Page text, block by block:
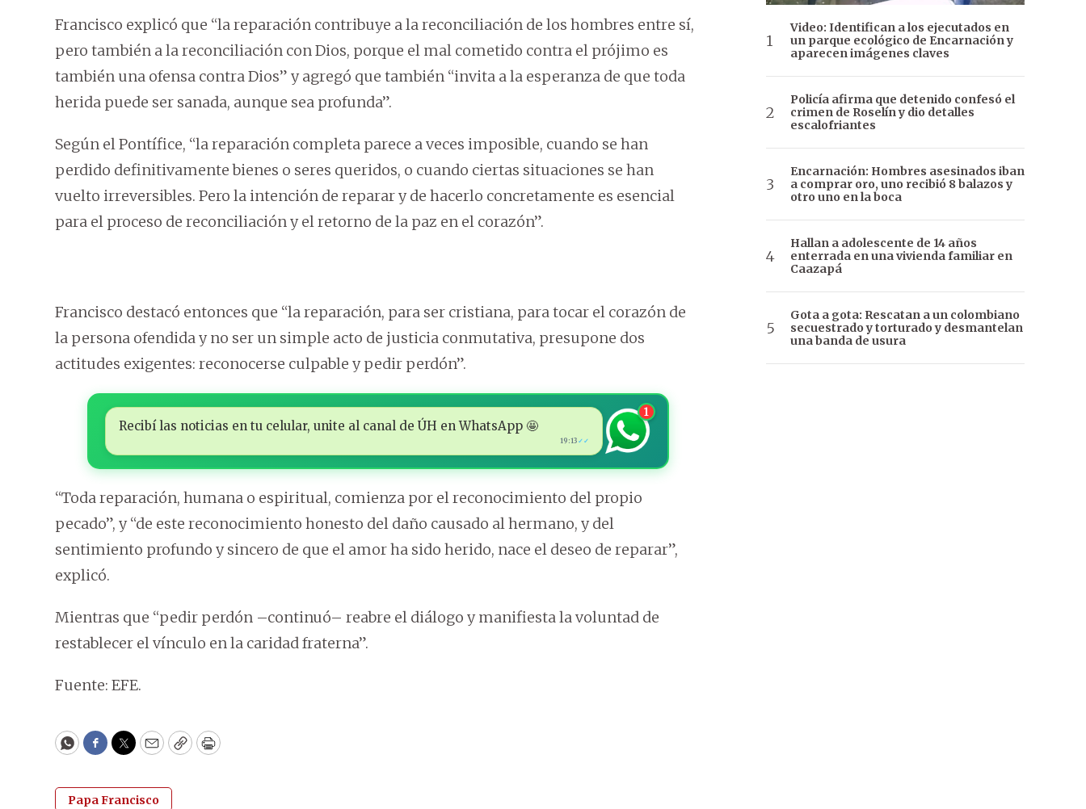
Francisco explicó que “la reparación contribuye a la reconciliación de los hombres entre sí,
pero también a la reconciliación con Dios, porque el mal cometido contra el prójimo es
también una ofensa contra Dios” y agregó que también “invita a la esperanza de que toda
herida puede ser sanada, aunque sea profunda”.
Según el Pontífice, “la reparación completa parece a veces imposible, cuando se han
perdido definitivamente bienes o seres queridos, o cuando ciertas situaciones se han
vuelto irreversibles. Pero la intención de reparar y de hacerlo concretamente es esencial
para el proceso de reconciliación y el retorno de la paz en el corazón”.
Francisco destacó entonces que “la reparación, para ser cristiana, para tocar el corazón de
la persona ofendida y no ser un simple acto de justicia conmutativa, presupone dos
actitudes exigentes: reconocerse culpable y pedir perdón”.
Recibí las noticias en tu celular, unite al canal de ÚH en WhatsApp 🤩
19:13 ✓✓
1
“Toda reparación, humana o espiritual, comienza por el reconocimiento del propio
pecado”, y “de este reconocimiento honesto del daño causado al hermano, y del
sentimiento profundo y sincero de que el amor ha sido herido, nace el deseo de reparar”,
explicó.
Mientras que “pedir perdón –continuó– reabre el diálogo y manifiesta la voluntad de
restablecer el vínculo en la caridad fraterna”.
Fuente: EFE.
WhatsApp
Facebook
Twitter
EmailCopyPrint
Papa Francisco
Video: Identifican a los ejecutados en
un parque ecológico de Encarnación y
aparecen imágenes claves
Policía afirma que detenido confesó el
crimen de Roselín y dio detalles
escalofriantes
Encarnación: Hombres asesinados iban
a comprar oro, uno recibió 8 balazos y
otro uno en la boca
Hallan a adolescente de 14 años
enterrada en una vivienda familiar en
Caazapá
Gota a gota: Rescatan a un colombiano
secuestrado y torturado y desmantelan
una banda de usura